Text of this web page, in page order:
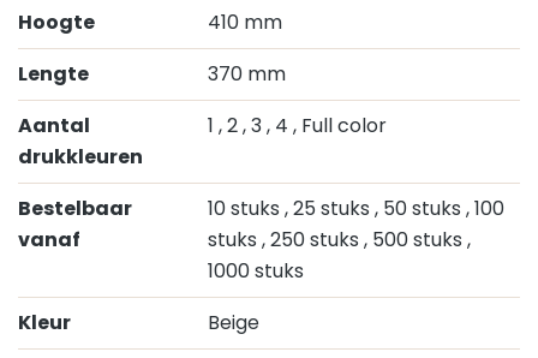
Hoogte
410 mm
Lengte
370 mm
Aantal
drukkleuren
1 , 2, 3, 4 , Full color
Bestelbaar
vanaf
10 stuks , 25 stuks , 50 stuks , 100
stuks , 250 stuks , 500 stuks ,
1000 stuks
Kleur
Beige